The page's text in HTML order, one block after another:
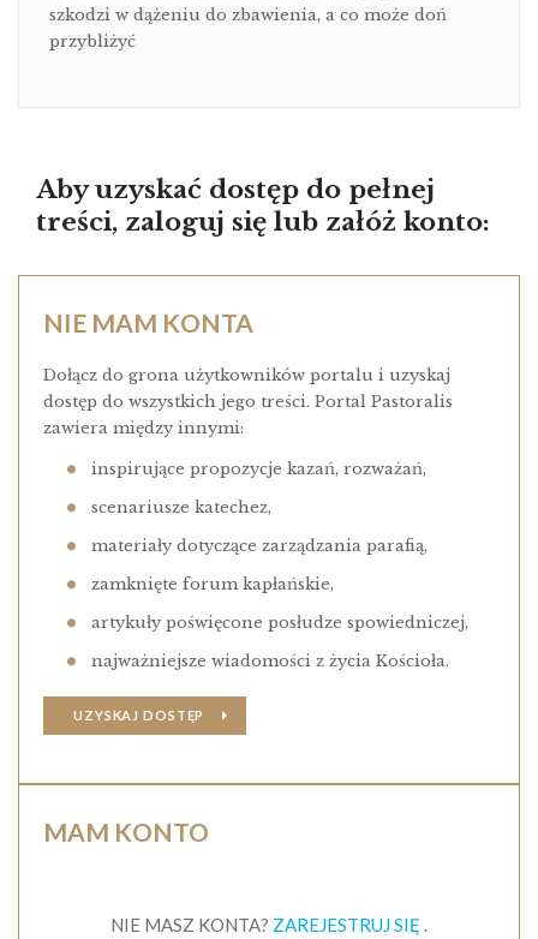
szkodzi w dążeniu do zbawienia, a co może doń
przybliżyć
Aby uzyskać dostęp do pełnej
treści, zaloguj się lub załóż konto:
NIE MAM KONTA
Dołącz do grona użytkowników portalu i uzyskaj
dostęp do wszystkich jego treści. Portal Pastoralis
zawiera między innymi:
inspirujące propozycje kazań, rozważań,
scenariusze katechez,
materiały dotyczące zarządzania parafią,
zamknięte forum kapłańskie,
artykuły poświęcone posłudze spowiedniczej,
najważniejsze wiadomości z życia Kościoła.
UZYSKAJ DOSTĘP
MAM KONTO